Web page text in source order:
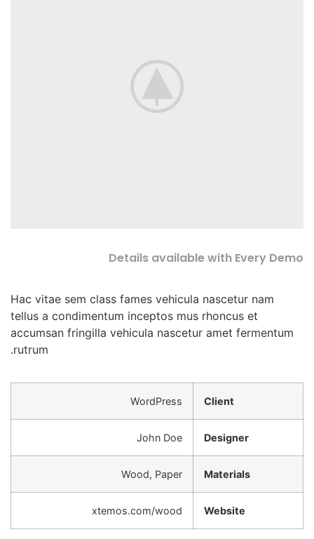
Details available with Every Demo
Hac vitae sem class fames vehicula nascetur nam
tellus a condimentum inceptos mus rhoncus et
accumsan fringilla vehicula nascetur amet fermentum
rutrum.
Client
WordPress
Designer
John Doe
Materials
Wood, Paper
Website
xtemos.com/wood